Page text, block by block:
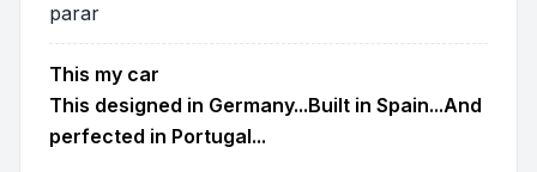
parar
This my car
This designed in Germany...Built in Spain...And
perfected in Portugal...